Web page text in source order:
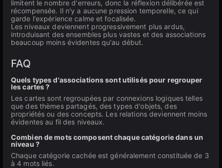
limitent le nombre d'erreurs, donc la réflexion délibérée est
récompensée. Il n'y a aucune pression temporelle, ce qui
garde l'expérience calme et focalisée.
Les niveaux deviennent progressivement plus ardus,
introduisant des ensembles plus vastes et des associations
beaucoup moins évidentes qu'au début.
FAQ
Quels types d'associations sont utilisés pour regrouper
les cartes ?
Les cartes sont regroupées par connexions logiques telles
que des thèmes partagés, des types d'objets, des
propriétés ou des concepts. Les relations deviennent moins
évidentes au fil des niveaux.
Combien de mots composent chaque catégorie dans un
niveau ?
Chaque catégorie cachée est généralement constituée de 3
à 4 mots liés.